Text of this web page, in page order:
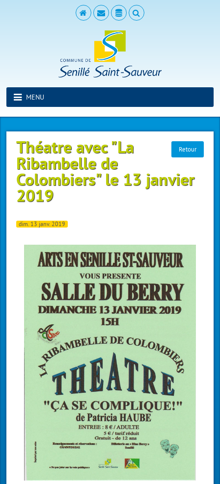
MENU
Retour
Théatre avec "La
Ribambelle de
Colombiers" le 13 janvier
2019
dim. 13 janv. 2019